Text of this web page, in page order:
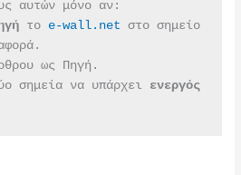
αυτών μόνο αν:
το e-wall.net στο σημείο
ως Πηγή.
σημεία να υπάρχει
ενεργός